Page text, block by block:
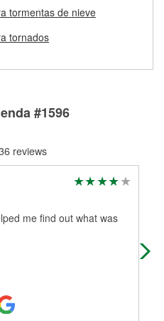
de Préstamo de
para determinar si pueden
Si tus tambores o discos no
ayudarte a encontrar las
para tu reparación.
de freno
tormentas de nieve
tornados
#1596
reviews
me find out what was